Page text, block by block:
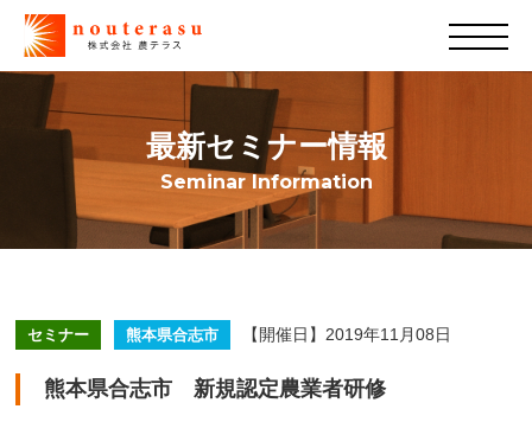
最新セミナー情報
Seminar Information
セミナー 熊本県合志市 【開催日】2019年11月08日
熊本県合志市 新規認定農業者研修